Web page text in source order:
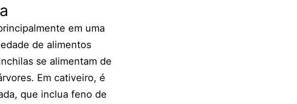
em uma
de alimentos
se alimentam de
Em cativeiro, é
que inclua feno de